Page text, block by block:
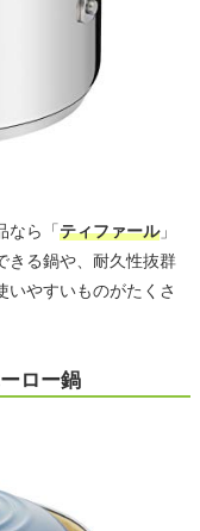
なら「ティファール」
きる鍋や、耐久性抜群
いやすいものがたくさ
ロー鍋